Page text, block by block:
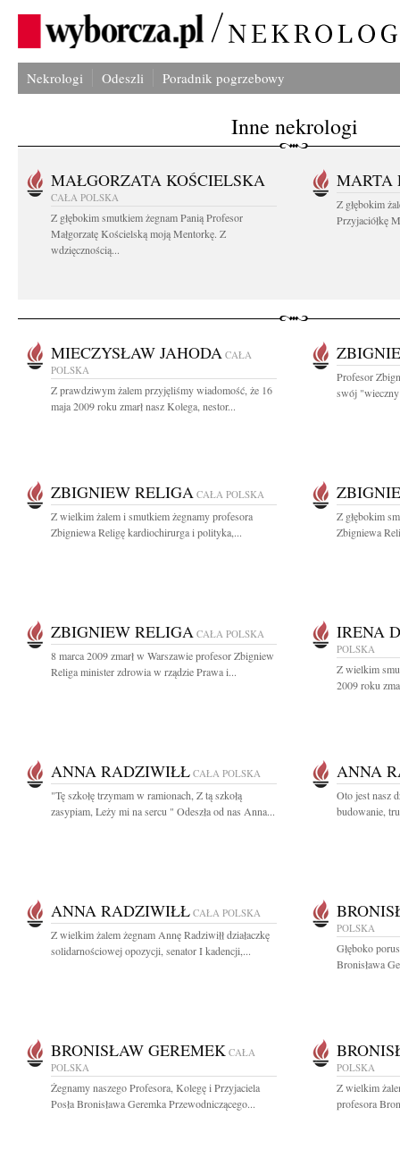
Nekrologi Odeszli Poradnik pogrzebowy
Inne nekrologi
MAŁGORZATA KOŚCIELSKA
CAŁA POLSKA
Z głębokim smutkiem żegnam Panią Profesor
Małgorzatę Kościelską moją Mentorkę. Z
wdzięcznością...
MARTA
Z głębokim
Przyjaciółkę
MIECZYSŁAW JAHODA CAŁA
POLSKA
Z prawdziwym żalem przyjęliśmy wiadomość, że 16
maja 2009 roku zmarł nasz Kolega, nestor...
Profesor
swój
ZBIGNIEW RELIGA CAŁA POLSKA
Z wielkim żalem i smutkiem żegnamy profesora
Zbigniewa Religę kardiochirurga i polityka,...
Z głębokim
Zbigniewa
ZBIGNIEW RELIGA CAŁA POLSKA
8 marca 2009 zmarł w Warszawie profesor Zbigniew
Religa minister zdrowia w rządzie Prawa i...
IRENA
POLSKA
Z wielkim
2009 roku
ANNA RADZIWIŁŁ CAŁA POLSKA
"Tę szkołę trzymam w ramionach, Z tą szkołą
zasypiam, Leży mi na sercu " Odeszła od nas Anna...
ANNA
Oto jest nasz
budowanie,
ANNA RADZIWIŁŁ CAŁA POLSKA
Z wielkim żalem żegnam Annę Radziwiłł działaczkę
solidarnościowej opozycji, senator I kadencji,...
POLSKA
Głęboko
Bronisława
BRONISŁAW GEREMEK CAŁA
POLSKA
Żegnamy naszego Profesora, Kolegę i Przyjaciela
Posła Bronisława Geremka Przewodniczącego...
POLSKA
Z wielkim
profesora